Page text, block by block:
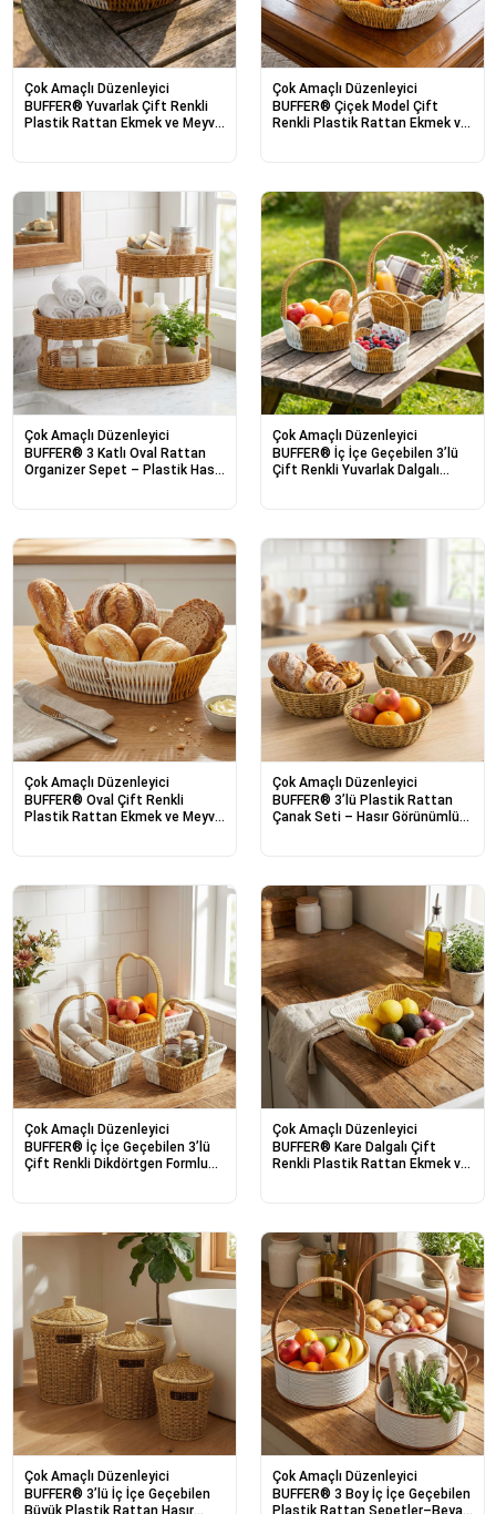
Çok Amaçlı Düzenleyici
BUFFER® Yuvarlak Çift Renkli
Plastik Rattan Ekmek ve Meyve
Çok Amaçlı Düzenleyici
BUFFER® Çiçek Model Çift
Renkli Plastik Rattan Ekmek ve
Çok Amaçlı Düzenleyici
BUFFER® 3 Katlı Oval Rattan
Organizer Sepet – Plastik Hasır
Çok Amaçlı Düzenleyici
BUFFER® İç İçe Geçebilen 3’lü
Çift Renkli Yuvarlak Dalgalı
Çok Amaçlı Düzenleyici
BUFFER® Oval Çift Renkli
Plastik Rattan Ekmek ve Meyve
Organizer
Çok Amaçlı Düzenleyici
BUFFER® 3’lü Plastik Rattan
Çanak Seti – Hasır Görünümlü
Organizer
Çok Amaçlı Düzenleyici
BUFFER® İç İçe Geçebilen 3’lü
Çift Renkli Dikdörtgen Formlu
Çok Amaçlı Düzenleyici
BUFFER® Kare Dalgalı Çift
Renkli Plastik Rattan Ekmek ve
Organizer
Çok Amaçlı Düzenleyici
BUFFER® 3’lü İç İçe Geçebilen
Büyük Plastik Rattan Hasır
Çok Amaçlı Düzenleyici
BUFFER® 3 Boy İç İçe Geçebilen
Plastik Rattan Sepetler–Beyaz